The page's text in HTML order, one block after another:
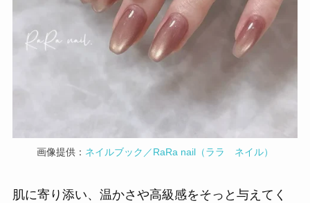
画像提供： ネイルブック／RaRa nail（ララ ネイル）
肌に寄り添い、温かさや高級感をそっと与えてく